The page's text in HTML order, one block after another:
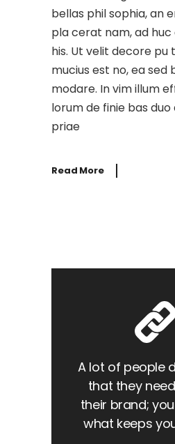
bellas phil sophia, an
pla cerat nam, ad huc
his. Ut velit decore pu
mucius est no, ea sed
modare. In vim illum
lorum de finie bas duo
priae
Read More
A lot of people
that they
their brand;
what keeps